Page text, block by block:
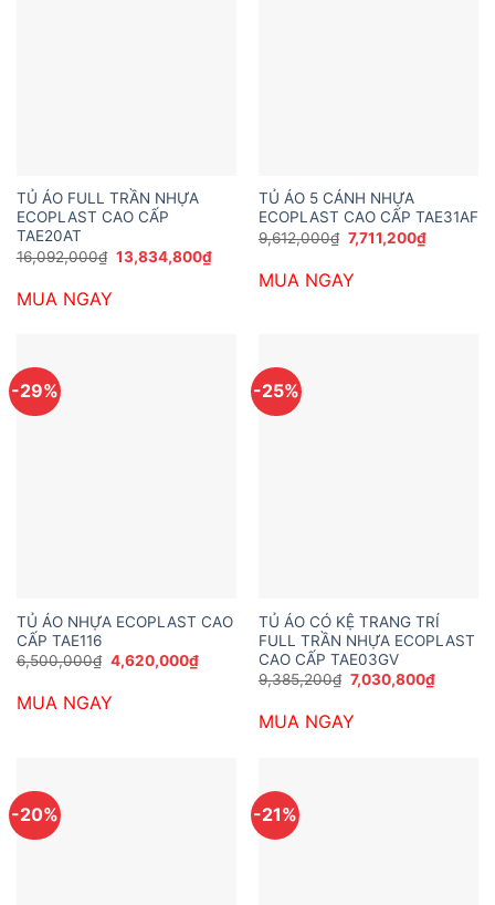
TỦ ÁO FULL TRẦN NHỰA
ECOPLAST CAO CẤP
TAE20AT
16,092,000₫ Giá
gốc
13,834,800₫Giá
hiện
MUA NGAY
TỦ ÁO 5 CÁNH NHỰA
ECOPLAST CAO CẤP TAE31AF
9,612,000₫ Giá
gốc
9,612,000₫.
7,711,200₫Giá
hiện
MUA NGAY
-29%
TỦ ÁO NHỰA ECOPLAST CAO
CẤP TAE116
6,500,000₫ Giá
gốc
6,500,000₫.
4,620,000₫Giá
hiện
4,620,000₫.
MUA NGAY
-25%
TỦ ÁO CÓ KỆ TRANG TRÍ
FULL TRẦN NHỰA ECOPLAST
CAO CẤP TAE03GV
9,385,200₫ Giá
gốc
9,385,200₫.
7,030,800₫Giá
hiện
MUA NGAY
-20% -21%